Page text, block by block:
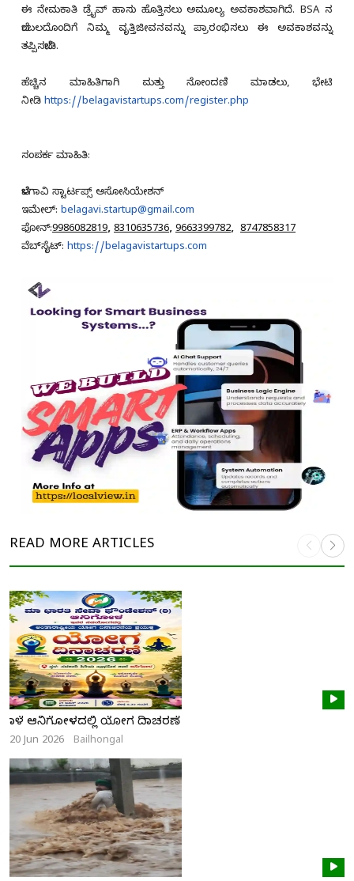
ಈ ನೇಮಕಾತಿ ಡ್ರೈವ್ ಹಾಸು ಹೊತ್ತಿಸಲು ಅಮೂಲ್ಯ ಅವಕಾಶವಾಗಿದೆ. BSA ನ
ಬೆಂಬಲದೊಂದಿಗೆ ನಿಮ್ಮ ವೃತ್ತಿಜೀವನವನ್ನು ಪ್ರಾರಂಭಿಸಲು ಈ ಅವಕಾಶವನ್ನು
ತಪ್ಪಿಸಬೇಡಿ.
ಹೆಚ್ಚಿನ ಮಾಹಿತಿಗಾಗಿ ಮತ್ತು ನೋಂದಣಿ ಮಾಡಲು, ಭೇಟಿ
ನೀಡಿ https://belagavistartups.com/register.php
ಸಂಪರ್ಕ ಮಾಹಿತಿ:
ಬೆಳಗಾವಿ ಸ್ಟಾರ್ಟಪ್ಸ್ ಅಸೋಸಿಯೇಶನ್
ಇಮೇಲ್: belagavi.startup@gmail.com
ಫೋನ್:9986082819, 8310635736, 9663399782, 8747858317
ವೆಬ್‌ಸೈಟ್: https://belagavistartups.com
READ MORE ARTICLES
ನಾಳೆ ಆನಿಗೋಳದಲ್ಲಿ ಯೋಗ ದಿನಾಚರಣೆ
20 Jun 2026 Bailhongal